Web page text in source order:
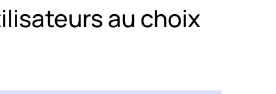
au choix